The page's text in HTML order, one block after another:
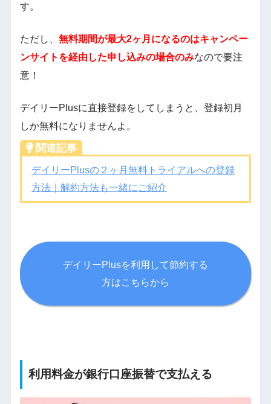
す。
ただし、 無料期間が最大2ヶ月になるのはキャンペー
ンサイトを経由した申し込みの場合のみなので要注
意！
デイリーPlusに直接登録をしてしまうと、登録初月
しか無料になりませんよ。
関連記事
デイリーPlusの２ヶ月無料トライアルへの登録
方法｜解約方法も一緒にご紹介
デイリーPlusを利用して節約する
方はこちらから
利用料金が銀行口座振替で支払える